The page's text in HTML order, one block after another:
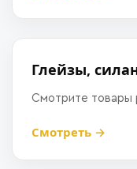
Глейзы,
Смотрите товары
Смотреть →